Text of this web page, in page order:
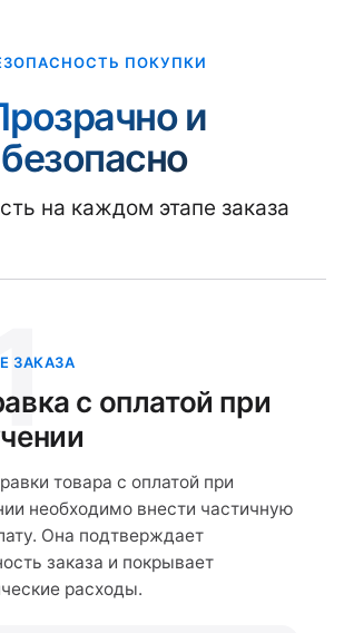
ПОКУПКИ
и
безопасно
на каждом этапе заказа
ЗАКАЗА
с оплатой при
товара с оплатой при
необходимо внести частичную
Она подтверждает
заказа и покрывает
расходы.